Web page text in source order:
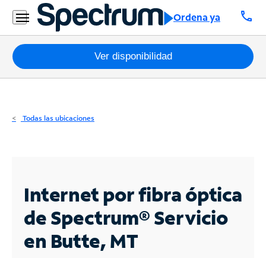
Ordena ya call
Residencial
Business
Paquetes
Internet
Business
Contáctanos
Ver disponibilidad
Todas las ubicaciones
Internet por fibra óptica
de Spectrum®Servicio
en Butte, MT